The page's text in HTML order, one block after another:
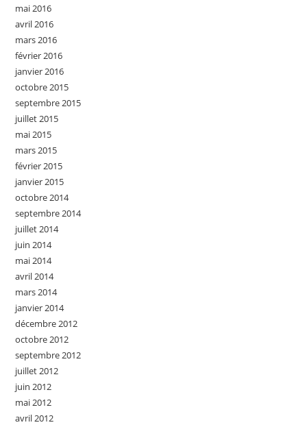
mai 2016
avril 2016
mars 2016
février 2016
janvier 2016
octobre 2015
septembre 2015
juillet 2015
mai 2015
mars 2015
février 2015
janvier 2015
octobre 2014
septembre 2014
juillet 2014
juin 2014
mai 2014
avril 2014
mars 2014
janvier 2014
décembre 2012
octobre 2012
septembre 2012
juillet 2012
juin 2012
mai 2012
avril 2012